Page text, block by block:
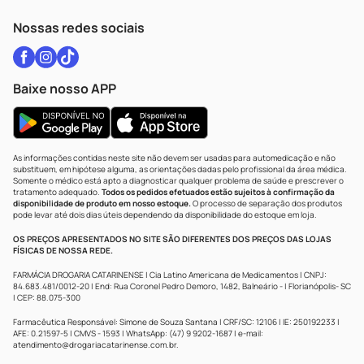
Nossas redes sociais
Baixe nosso APP
As informações contidas neste site não devem ser usadas para automedicação e não
substituem, em hipótese alguma, as orientações dadas pelo profissional da área médica.
Somente o médico está apto a diagnosticar qualquer problema de saúde e prescrever o
tratamento adequado. Todos os pedidos efetuados estão sujeitos à confirmação da
disponibilidade de produto em nosso estoque.O processo de separação dos produtos
pode levar até dois dias úteis dependendo da disponibilidade do estoque em loja.
OS PREÇOS APRESENTADOS NO SITE SÃO DIFERENTES DOS PREÇOS DAS LOJAS
FÍSICAS DE NOSSA REDE.
FARMÁCIA DROGARIA CATARINENSE | Cia Latino Americana de Medicamentos | CNPJ:
84.683.481/0012-20 | End: Rua Coronel Pedro Demoro, 1482, Balneário - | Florianópolis- SC
| CEP: 88.075-300
Farmacêutica Responsável: Simone de Souza Santana | CRF/SC: 12106 | IE: 250192233 |
AFE: 0.21597-5 | CMVS - 1593 | WhatsApp: (47) 9 9202-1687 | e-mail:
atendimento@drogariacatarinense.com.br.